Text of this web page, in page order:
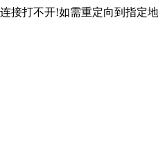
接打不开!如需重定向到指定